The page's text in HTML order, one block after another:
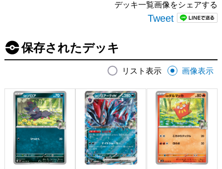
デッキ一覧画像をシェアする
Tweet
保存されたデッキ
リスト表示 画像表示